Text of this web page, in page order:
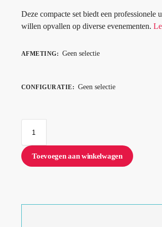
Deze compacte set biedt een
willen opvallen op diverse evenementen.
AFMETING: Geen selectie
CONFIGURATIE: Geen selectie
Toevoegen aan winkelwagen